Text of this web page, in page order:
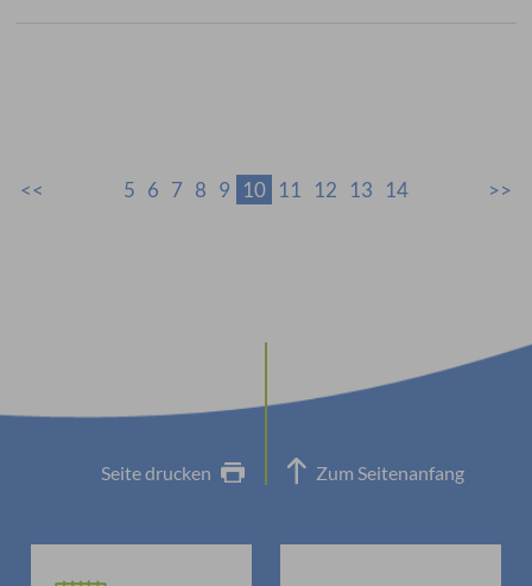
5 6 7 8 9 10 11 12 13 14
Seite drucken Zum Seitenanfang